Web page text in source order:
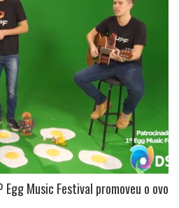
Egg Music Festival promoveu o ovo